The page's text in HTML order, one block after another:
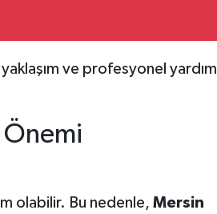
ve profesyonel yardım
Önemi
olabilir. Bu nedenle, Mersin